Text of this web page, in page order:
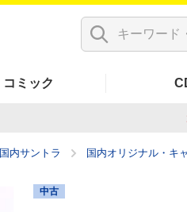
コミック
国内サントラ 国内オリジナル・キ
中古